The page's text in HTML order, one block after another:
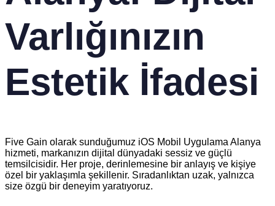
Varlığınızın
Estetik İfadesi
Five Gain olarak sunduğumuz iOS Mobil Uygulama Alanya
hizmeti, markanızın dijital dünyadaki sessiz ve güçlü
temsilcisidir. Her proje, derinlemesine bir anlayış ve kişiye
özel bir yaklaşımla şekillenir. Sıradanlıktan uzak, yalnızca
size özgü bir deneyim yaratıyoruz.